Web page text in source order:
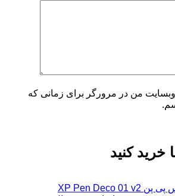
وبسایت من در مرورگر برای زمانی که
خرید کنید